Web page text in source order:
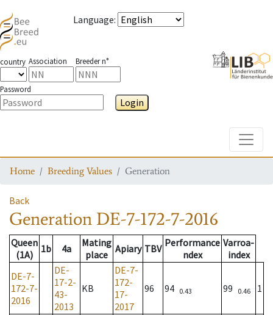
Language:
country Association Breeder n°
Password
Login
Home Breeding Values Generation
Back
Generation DE-7-172-7-2016
Queen
(1A)
1b 4a
Mating
place Apiary TBV Performance
ndex
Varroa-
index
DE-7-
172-7-
2016
DE-
17-2-
43-
2013
KB
DE-7-
172-
17-
2017
96 94 0.43 99 0.46 1